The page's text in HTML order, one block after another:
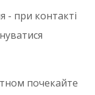
- при контакті
почекайте